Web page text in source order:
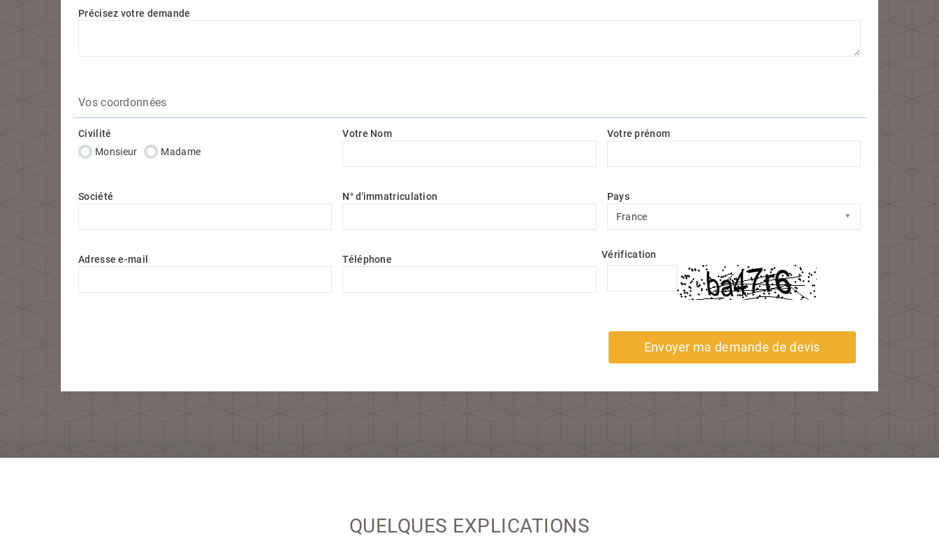
Précisez votre demande
Vos coordonnées
Civilité
Monsieur
Madame
Votre Nom Votre prénom
Société N° d'immatriculation
Pays
France
Pays
Adresse e-mail Téléphone Vérification
Envoyer ma demande de devis
QUELQUES EXPLICATIONS